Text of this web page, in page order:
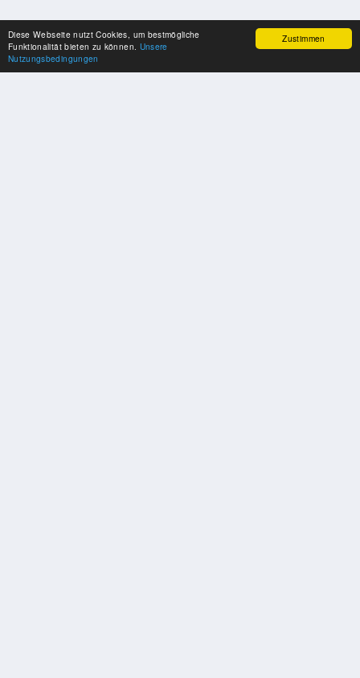
Zustimmen
Diese Webseite nutzt Cookies, um bestmögliche
Funktionalität bieten zu können. Unsere
Nutzungsbedingungen